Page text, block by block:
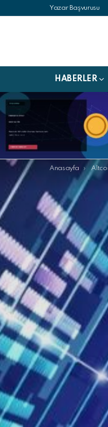
Yazar Başvurusu
HABERLER
LATEST
Buradasınız:
Anasayfa